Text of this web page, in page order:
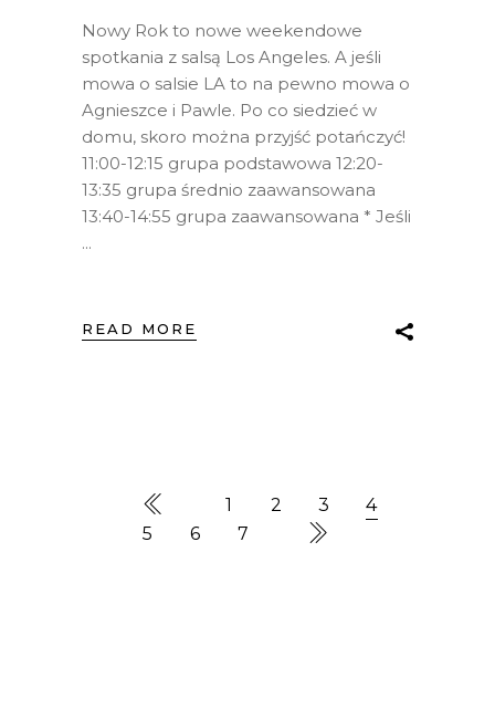
Nowy Rok to nowe weekendowe
spotkania z salsą Los Angeles. A jeśli
mowa o salsie LA to na pewno mowa o
Agnieszce i Pawle. Po co siedzieć w
domu, skoro można przyjść potańczyć!
11:00-12:15 grupa podstawowa 12:20-
13:35 grupa średnio zaawansowana
13:40-14:55 grupa zaawansowana * Jeśli
READ MORE
1 2 3
4
5
6 7